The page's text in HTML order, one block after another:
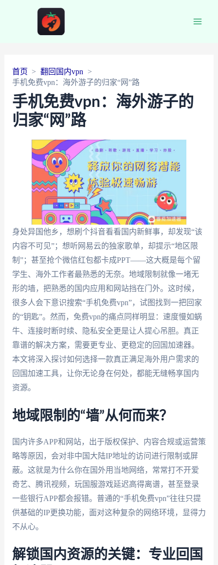
首页
翻回国内vpn
手机免费vpn：海外游子的归家“网”路
手机免费vpn：海外游子的
归家“网”路
身处异国他乡，想刷个抖音看看国内新鲜事，却发现“该
内容不可见”；想听网易云的独家歌单，却提示“地区限
制”；甚至抢个微信红包都卡成PPT——这大概是每个留
学生、海外工作者最熟悉的无奈。地域限制就像一堵无
形的墙，把熟悉的国内应用和网站挡在门外。这时候，
很多人会下意识搜索“手机免费vpn”，试图找到一把回家
的“钥匙”。然而，免费vpn的痛点同样明显：速度慢如蜗
牛、连接时断时续、隐私安全更是让人提心吊胆。真正
靠谱的解决方案，需要更专业、更稳定的回国加速器。
本文将深入探讨如何选择一款真正满足海外用户需求的
回国加速工具，让你无论身在何处，都能无缝畅享国内
资源。
地域限制的“墙”从何而来？
国内许多APP和网站，出于版权保护、内容合规或运营策
略等原因，会对非中国大陆IP地址的访问进行限制或屏
蔽。这就是为什么你在国外用当地网络，常常打不开爱
奇艺、腾讯视频，玩国服游戏延迟高得离谱，甚至登录
一些银行APP都会报错。普通的“手机免费vpn”往往只提
供基础的IP更换功能，面对这种复杂的网络环境，显得力
不从心。
解锁国内资源的关键：专业回国